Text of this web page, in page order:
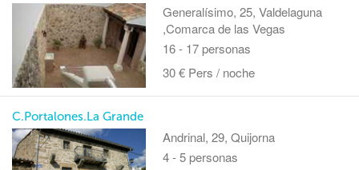
Generalísimo, 25, Valdelaguna
,Comarca de las Vegas
16 - 17 personas
30 € Pers / noche
C.Portalones.La Grande
Andrinal, 29, Quijorna
4 - 5 personas